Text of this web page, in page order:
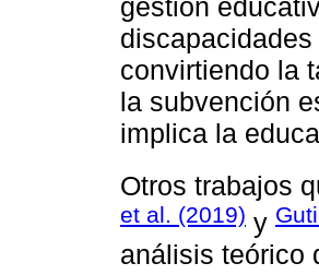
gestión
convirtiendo la
la subvención
implica la
Otros trabajos
et al. (2019) y
análisis teórico